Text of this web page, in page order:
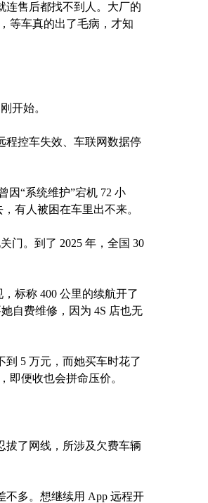
连售后都找不到人。大厂的
等车真的出了毛病，才知
开始。
程控车失效、车联网数据停
因“系统维护”宕机 72 小
有人被困在车里出不来。
门。到了 2025 年，全国 30
标称 400 公里的续航开了
自费维修，因为 4S 店也无
5 万元，而她买车时花了
即便收也会拼命压价。
拔了网线，所涉及欠费车辆
不多。想继续用 App 远程开